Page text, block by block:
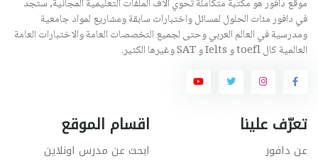
موقع دافور هو مكتبة متكاملة تحوي الاف الملفات التعليمية المجانية, ستجد
في دافور مئات الحلول لمسائل واختبارات سابقة ومشاريع لمواد جامعية
ومدرسية في العالم العربي وحتى لجميع التخصصات العامة والاختبارات العامة
العالمية كال toefl و Ielts و SAT وغيرها الكثير.
تعرّف علينا
عن دافور
اقسام الموقع
ابحث عن مدرس اونلاين